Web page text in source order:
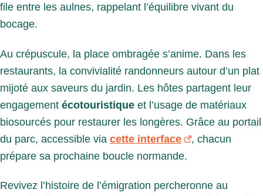
file entre les aulnes, rappelant l’équilibre vivant du
bocage.
Au crépuscule, la place ombragée s’anime. Dans les
restaurants, la convivialité randonneurs autour d’un plat
mijoté aux saveurs du jardin. Les hôtes partagent leur
engagement écotouristique et l’usage de matériaux
biosourcés pour restaurer les longères. Grâce au portail
du parc, accessible via cette interface
, chacun
prépare sa prochaine boucle normande.
Revivez l’histoire de l’émigration percheronne au